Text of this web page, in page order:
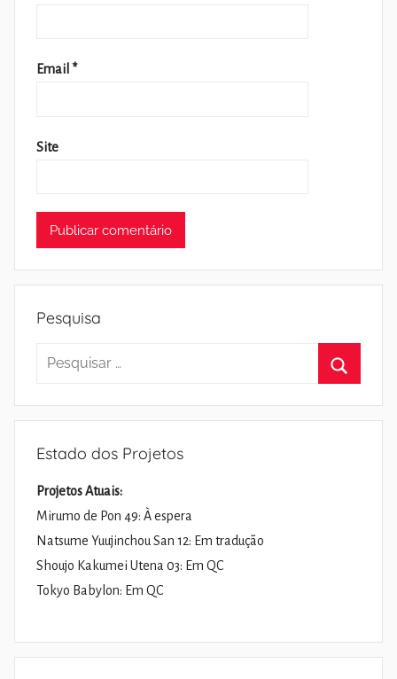
Email *
Site
Pesquisa
Pesquisar
Estado dos Projetos
Projetos Atuais:
Mirumo de Pon 49: À espera
Natsume Yuujinchou San 12: Em tradução
Shoujo Kakumei Utena 03: Em QC
Tokyo Babylon: Em QC